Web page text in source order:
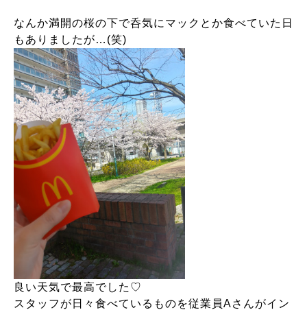
なんか満開の桜の下で呑気にマックとか食べていた日
もありましたが…(笑)
良い天気で最高でした♡
スタッフが日々食べているものを従業員Aさんがイン